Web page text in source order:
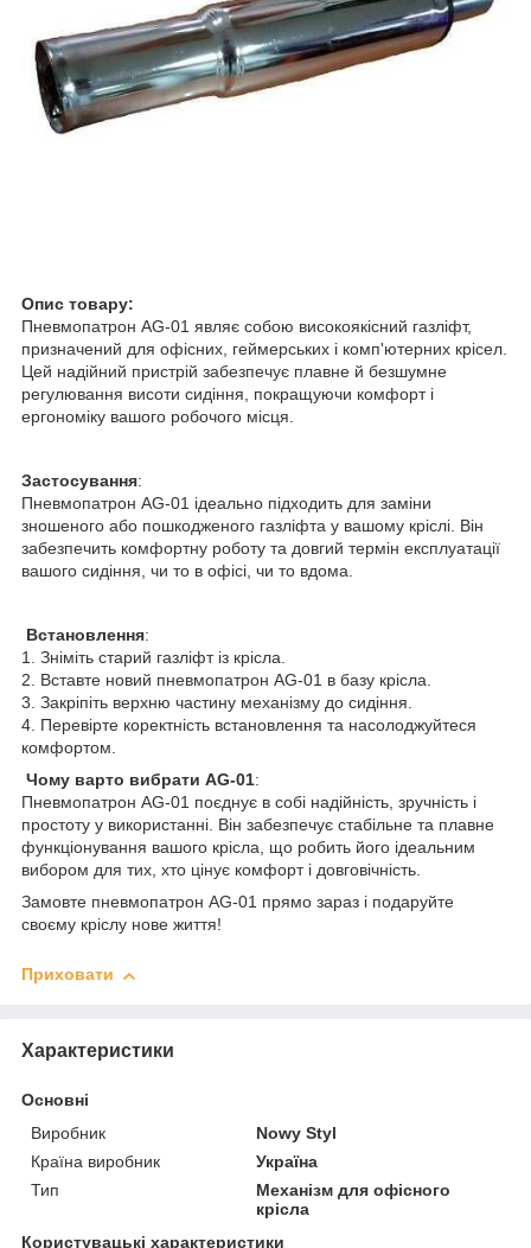
Опис товару:
Пневмопатрон AG-01 являє собою високоякісний газліфт,
призначений для офісних, геймерських і комп'ютерних крісел.
Цей надійний пристрій забезпечує плавне й безшумне
регулювання висоти сидіння, покращуючи комфорт і
ергономіку вашого робочого місця.
Застосування:
Пневмопатрон AG-01 ідеально підходить для заміни
зношеного або пошкодженого газліфта у вашому кріслі. Він
забезпечить комфортну роботу та довгий термін експлуатації
вашого сидіння, чи то в офісі, чи то вдома.
Встановлення:
1. Зніміть старий газліфт із крісла.
2. Вставте новий пневмопатрон AG-01 в базу крісла.
3. Закріпіть верхню частину механізму до сидіння.
4. Перевірте коректність встановлення та насолоджуйтеся
комфортом.
Чому варто вибрати AG-01:
Пневмопатрон AG-01 поєднує в собі надійність, зручність і
простоту у використанні. Він забезпечує стабільне та плавне
функціонування вашого крісла, що робить його ідеальним
вибором для тих, хто цінує комфорт і довговічність.
Замовте пневмопатрон AG-01 прямо зараз і подаруйте
своєму кріслу нове життя!
Приховати
Характеристики
Основні
Виробник
Nowy Styl
Країна виробник
Україна
Тип
Механізм для офісного
крісла
Користувацькі характеристики